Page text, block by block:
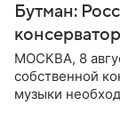
Бутман:
МОСКВА, 8
собственной
музыки